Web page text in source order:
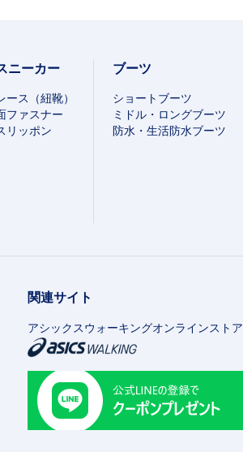
ニーカー
ース（紐靴）
ファスナー
リッポン
ブーツ
ショートブーツ
ミドル・ロングブーツ
防水・生活防水ブーツ
関連サイト
アシックスウォーキングオンラインストア